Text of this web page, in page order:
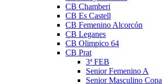
CB Chamberi
CB Es Castell
CB Femenino Alcorcón
CB Leganes
CB Olimpico 64
CB Prat
3ª FEB
Senior Femenino A
Senior Masculino Copa